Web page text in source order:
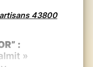
43800
:
»